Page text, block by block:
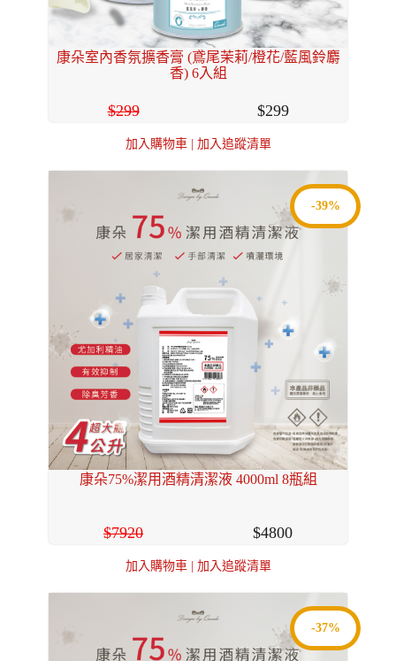
康朵室內香氛擴香膏 (鳶尾茉莉/橙花/藍風鈴麝
香) 6入組
299 299
加入購物車 | 加入追蹤清單
-39%
康朵75%潔用酒精清潔液 4000ml 8瓶組
7920 4800
加入購物車 | 加入追蹤清單
-37%